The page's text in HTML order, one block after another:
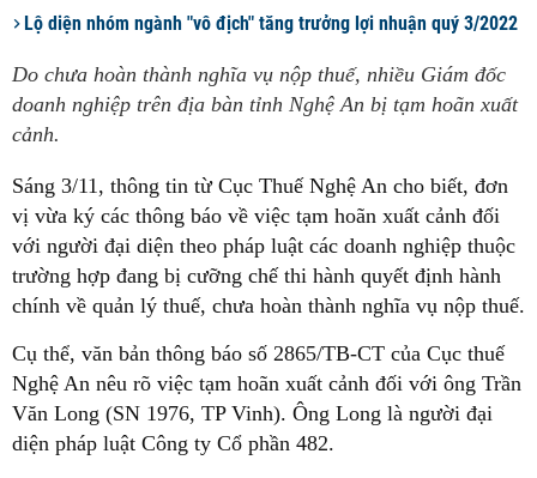
Lộ diện nhóm ngành "vô địch" tăng trưởng lợi nhuận quý 3/2022
Do chưa hoàn thành nghĩa vụ nộp thuế, nhiều Giám đốc
doanh nghiệp trên địa bàn tỉnh Nghệ An bị tạm hoãn xuất
cảnh.
Sáng 3/11, thông tin từ Cục Thuế Nghệ An cho biết, đơn
vị vừa ký các thông báo về việc tạm hoãn xuất cảnh đối
với người đại diện theo pháp luật các doanh nghiệp thuộc
trường hợp đang bị cưỡng chế thi hành quyết định hành
chính về quản lý thuế, chưa hoàn thành nghĩa vụ nộp thuế.
Cụ thể, văn bản thông báo số 2865/TB-CT của Cục thuế
Nghệ An nêu rõ việc tạm hoãn xuất cảnh đối với ông Trần
Văn Long (SN 1976, TP Vinh). Ông Long là người đại
diện pháp luật Công ty Cổ phần 482.